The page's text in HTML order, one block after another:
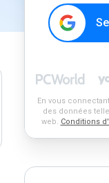
En vous
des données
web. Conditions